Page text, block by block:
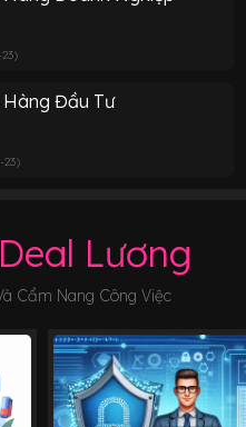
)
Đầu Tư
23)
Deal Lương
Cẩm Nang Công Việc